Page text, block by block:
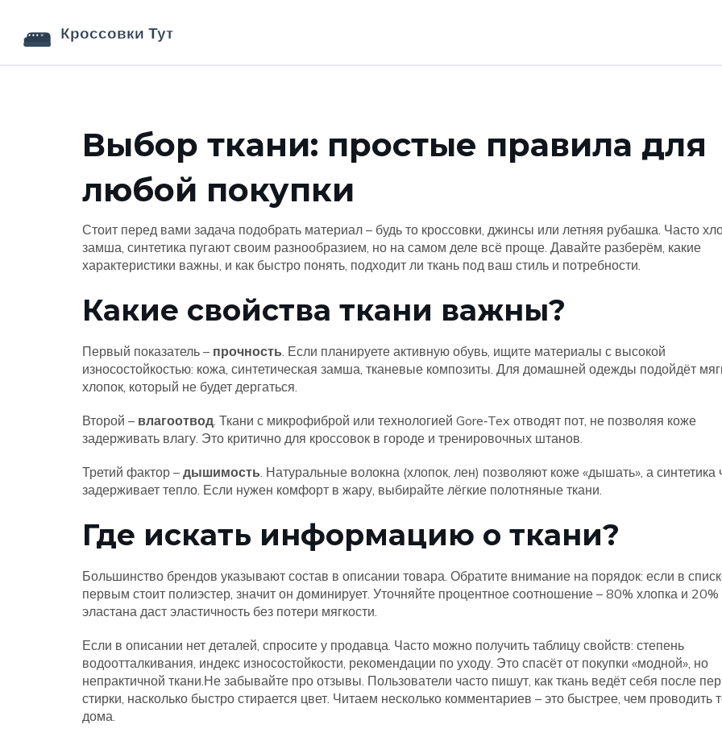
Выбор ткани: простые правила для
любой покупки
Стоит перед вами задача подобрать материал – будь то кроссовки, джинсы или летняя рубашка. Часто
замша, синтетика пугают своим разнообразием, но на самом деле всё проще. Давайте разберём, какие
характеристики важны, и как быстро понять, подходит ли ткань под ваш стиль и потребности.
Какие свойства ткани важны?
Первый показатель – прочность. Если планируете активную обувь, ищите материалы с высокой
износостойкостью: кожа, синтетическая замша, тканевые композиты. Для домашней одежды подойдёт
хлопок, который не будет дергаться.
Второй – влагоотвод. Ткани с микрофиброй или технологией Gore‑Tex отводят пот, не позволяя коже
задерживать влагу. Это критично для кроссовок в городе и тренировочных штанов.
Третий фактор – дышимость. Натуральные волокна (хлопок, лен) позволяют коже «дышать», а синтетика
задерживает тепло. Если нужен комфорт в жару, выбирайте лёгкие полотняные ткани.
Где искать информацию о ткани?
Большинство брендов указывают состав в описании товара. Обратите внимание на порядок: если в
первым стоит полиэстер, значит он доминирует. Уточняйте процентное соотношение – 80% хлопка и 20%
эластана даст эластичность без потери мягкости.
Если в описании нет деталей, спросите у продавца. Часто можно получить таблицу свойств: степень
водоотталкивания, индекс износостойкости, рекомендации по уходу. Это спасёт от покупки «модной», но
непрактичной ткани.Не забывайте про отзывы. Пользователи часто пишут, как ткань ведёт себя после
стирки, насколько быстро стирается цвет. Читаем несколько комментариев – это быстрее, чем проводить
дома.